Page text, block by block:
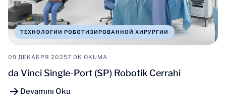
ТЕХНОЛОГИИ РОБОТИЗИРОВАННОЙ ХИРУРГИИ
09 ДЕКАБРЯ 20257 DK OKUMA
da Vinci Single-Port (SP) Robotik Cerrahi
Devamını Oku